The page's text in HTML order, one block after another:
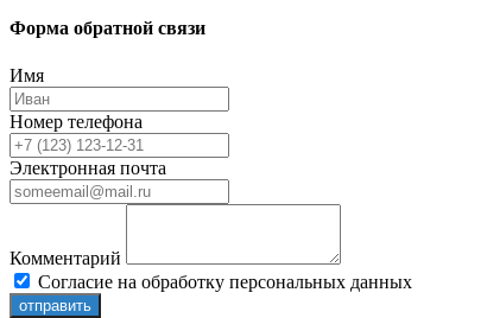
Форма обратной связи
Имя
Номер телефона
Электронная почта
Комментарий
Согласие на обработку персональных данных
отправить